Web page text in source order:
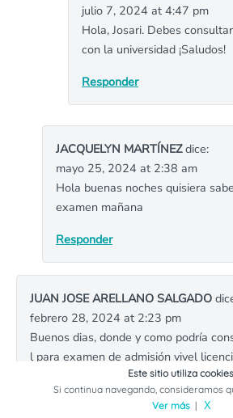
julio 7, 2024 at 4:47 pm
Hola, Josari. Debes
con la universidad ¡Saludos!
Responder
JACQUELYN MARTÍNEZdice:
mayo 25, 2024 at 2:38 am
Hola buenas noches quisiera
examen mañana
Responder
JUAN JOSE ARELLANO SALGADO
febrero 28, 2024 at 2:23 pm
Buenos dias, donde y como podría
l para examen de admisión vivel
Responder
Este sitio utiliza
Si continua navegando, consideramos
Ver más| X